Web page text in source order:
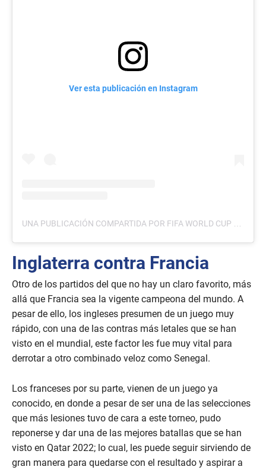
Ver esta publicación en Instagram
UNA PUBLICACIÓN COMPARTIDA POR FIFA WORLD CUP (@FIFAWORLDCUP)
Inglaterra contra Francia
Otro de los partidos del que no hay un claro favorito, más
allá que Francia sea la vigente campeona del mundo. A
pesar de ello, los ingleses presumen de un juego muy
rápido, con una de las contras más letales que se han
visto en el mundial, este factor les fue muy vital para
derrotar a otro combinado veloz como Senegal.
Los franceses por su parte, vienen de un juego ya
conocido, en donde a pesar de ser una de las selecciones
que más lesiones tuvo de cara a este torneo, pudo
reponerse y dar una de las mejores batallas que se han
visto en Qatar 2022; lo cual, les puede seguir sirviendo de
gran manera para quedarse con el resultado y aspirar a